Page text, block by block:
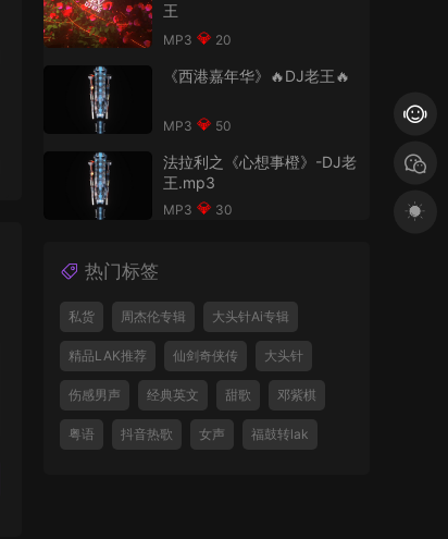
王
20
《西港嘉年华》🔥DJ老王🔥
50
法拉利之《心想事橙》-DJ老
王.mp3
30
热门标签
私货 周杰伦专辑 大头针Ai专辑
精品LAK推荐 仙剑奇侠传 大头针
伤感男声 经典英文 甜歌 邓紫棋
粤语 抖音热歌 女声 福鼓转lak